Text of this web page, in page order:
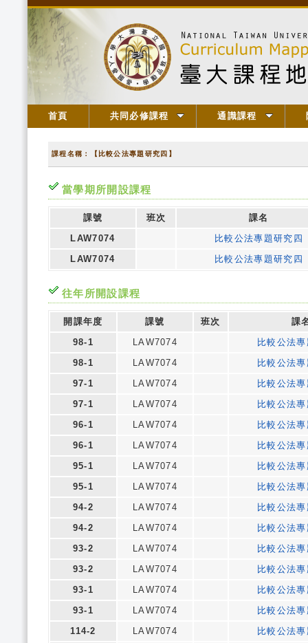
首頁 共同必修課程 通識課程
課程名稱：【比較公法專題研究四】
當學期所開設課程
課號 班次
課名
LAW7074
比較公法專題研究四
LAW7074
比較公法專題研究四
往年所開設課程
開課年度 課號 班次
課
98-1
LAW7074
比較公法
98-1
LAW7074
比較公法
97-1
LAW7074
比較公法
97-1
LAW7074
比較公法
96-1
LAW7074
比較公法
96-1
LAW7074
比較公法
95-1
LAW7074
比較公法
95-1
LAW7074
比較公法
94-2
LAW7074
比較公法
94-2
LAW7074
比較公法
93-2
LAW7074
比較公法
93-2
LAW7074
比較公法
93-1
LAW7074
比較公法
93-1
LAW7074
比較公法
114-2
LAW7074
比較公法